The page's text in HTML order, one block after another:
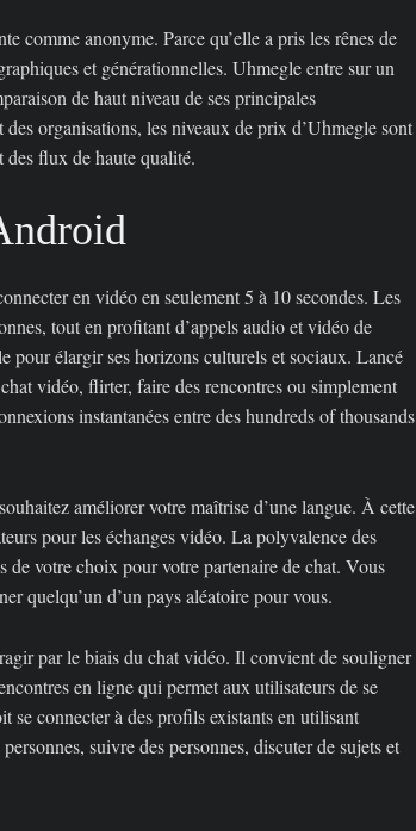
comme anonyme. Parce qu’elle a pris les rênes de
et générationnelles. Uhmegle entre sur un
de haut niveau de ses principales
organisations, les niveaux de prix d’Uhmegle sont
des flux de haute qualité.
en vidéo en seulement 5 à 10 secondes. Les
tout en profitant d’appels audio et vidéo de
pour élargir ses horizons culturels et sociaux. Lancé
vidéo, flirter, faire des rencontres ou simplement
instantanées entre des hundreds of thousands
améliorer votre maîtrise d’une langue. À cette
pour les échanges vidéo. La polyvalence des
de votre choix pour votre partenaire de chat. Vous
quelqu’un d’un pays aléatoire pour vous.
par le biais du chat vidéo. Il convient de souligner
en ligne qui permet aux utilisateurs de se
se connecter à des profils existants en utilisant
suivre des personnes, discuter de sujets et